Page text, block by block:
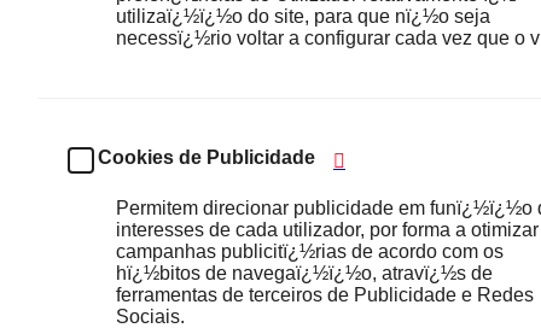
utilizaï¿½ï¿½o do site, para que nï¿½o seja
necessï¿½rio voltar a configurar cada vez que o
Cookies de Publicidade
Permitem direcionar publicidade em funï¿½ï¿½o
interesses de cada utilizador, por forma a otimizar
campanhas publicitï¿½rias de acordo com os
hï¿½bitos de navegaï¿½ï¿½o, atravï¿½s de
ferramentas de terceiros de Publicidade e Redes
Sociais.